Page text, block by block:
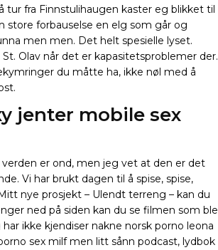
tur fra Finnstulihaugen kaster eg blikket til
store forbauselse en elg som går og
men men. Det helt spesielle lyset.
Olav når det er kapasitetsproblemer der.
du måtte ha, ikke nøl med å
jenter mobile sex
verden er ond, men jeg vet at den er det
Vi har brukt dagen til å spise, spise,
nye prosjekt – Ulendt terreng – kan du
ned på siden kan du se filmen som ble
har ikke kjendiser nakne norsk porno leona
sex milf men litt sånn podcast, lydbok